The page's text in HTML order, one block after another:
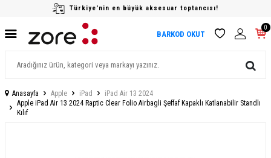
Türkiye'nin en büyük aksesuar toptancısı!
BARKOD OKUT
0
Anasayfa Apple iPad
iPad Air 13 2024
Apple iPad Air 13 2024 Raptic Clear Folio Airbagli Şeffaf Kapaklı Katlanabilir Standlı
Kılıf